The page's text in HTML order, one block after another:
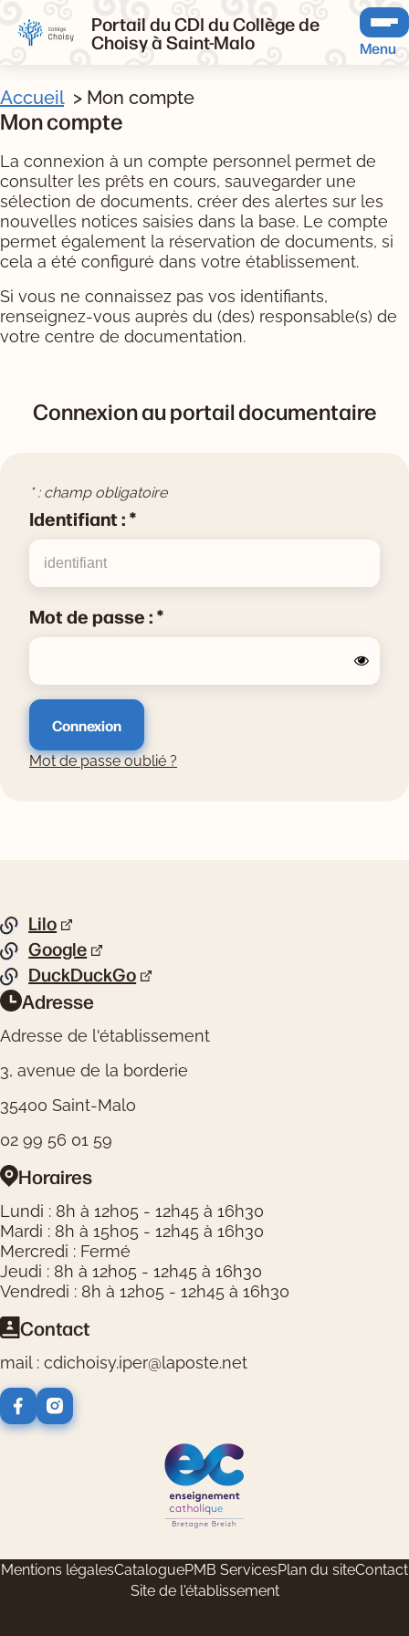
Portail du CDI du Collège de
Choisy à Saint-Malo Menu
Accueil Mon compte
Mon compte
La connexion à un compte personnel permet de
consulter les prêts en cours, sauvegarder une
sélection de documents, créer des alertes sur les
nouvelles notices saisies dans la base. Le compte
permet également la réservation de documents, si
cela a été configuré dans votre établissement.
Si vous ne connaissez pas vos identifiants,
renseignez-vous auprès du (des) responsable(s) de
votre centre de documentation.
Connexion au portail documentaire
* : champ obligatoire
Identifiant : *
Mot de passe : *
Mot de passe oublié ?
Pied de page
Liste de liens
Lilo
Google
DuckDuckGo
Informations pratiques
Adresse
Adresse de l'établissement
3, avenue de la borderie
35400 Saint-Malo
02 99 56 01 59
Horaires
Lundi : 8h à 12h05 - 12h45 à 16h30
Mardi : 8h à 15h05 - 12h45 à 16h30
Mercredi : Fermé
Jeudi : 8h à 12h05 - 12h45 à 16h30
Vendredi : 8h à 12h05 - 12h45 à 16h30
Contact
mail : cdichoisy.iper@laposte.net
Logos réseaux sociaux
Mentions légalesCataloguePMB ServicesPlan du siteContact
Site de l'établissement